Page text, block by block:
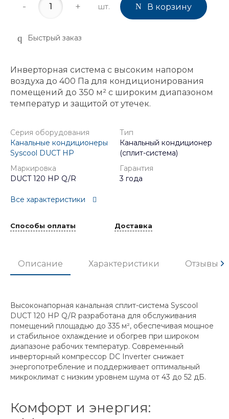
- + шт. В корзину
Быстрый заказ
Инверторная система с высоким напором
воздуха до 400 Па для кондиционирования
помещений до 350 м² с широким диапазоном
температур и защитой от утечек.
Серия оборудования
Канальные кондиционеры
Syscool DUCT HP
Тип
Канальный кондиционер
(сплит-система)
Маркировка
DUCT 120 HP Q/R
Гарантия
3 года
Все характеристики
Способы оплаты Доставка
Описание Характеристики Отзывы
Высоконапорная канальная сплит-система Syscool
DUCT 120 HP Q/R разработана для обслуживания
помещений площадью до 335 м², обеспечивая мощное
и стабильное охлаждение и обогрев при широком
диапазоне рабочих температур. Современный
инверторный компрессор DC Inverter снижает
энергопотребление и поддерживает оптимальный
микроклимат с низким уровнем шума от 43 до 52 дБ.
Комфорт и энергия: